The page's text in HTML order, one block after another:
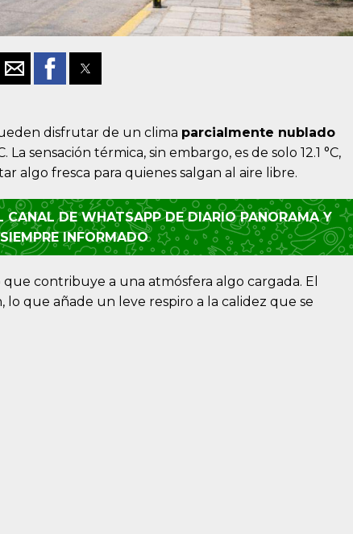
disfrutar de un clima parcialmente nublado
sensación térmica, sin embargo, es de solo 12.1 °C,
algo fresca para quienes salgan al aire libre.
CANAL DE WHATSAPP DE DIARIO PANORAMA Y
INFORMADO
que contribuye a una atmósfera algo cargada. El
lo que añade un leve respiro a la calidez que se